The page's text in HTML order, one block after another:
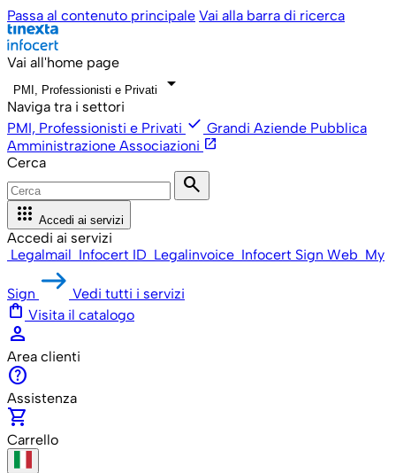
Passa al contenuto principale Vai alla barra di ricerca
Vai all'home page
PMI, Professionisti e Privati arrow_drop_down
Naviga tra i settori
PMI, Professionisti e Privati check Grandi Aziende Pubblica
Amministrazione Associazioni open_in_new
Cerca
search
apps Accedi ai servizi
Accedi ai servizi
Legalmail Infocert ID Legalinvoice Infocert Sign Web My
Sign Vedi tutti i servizi
shopping_bag Visita il catalogo
person
Area clienti
help
Assistenza
shopping_cart
Carrello